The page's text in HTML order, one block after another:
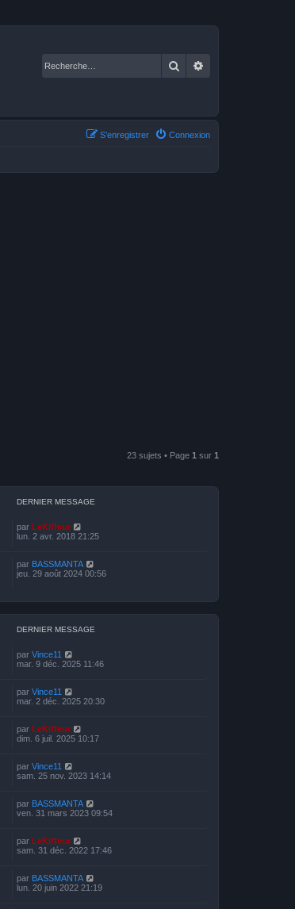
Rechercher
Connexion
S’enregistrer
23 sujets • Page 1 sur 1
DERNIER MESSAGE
par LeKiffeur
lun. 2 avr. 2018 21:25
par BASSMANTA
jeu. 29 août 2024 00:56
DERNIER MESSAGE
par Vince11
mar. 9 déc. 2025 11:46
par Vince11
mar. 2 déc. 2025 20:30
par LeKiffeur
dim. 6 juil. 2025 10:17
par Vince11
sam. 25 nov. 2023 14:14
par BASSMANTA
ven. 31 mars 2023 09:54
par LeKiffeur
sam. 31 déc. 2022 17:46
par BASSMANTA
lun. 20 juin 2022 21:19